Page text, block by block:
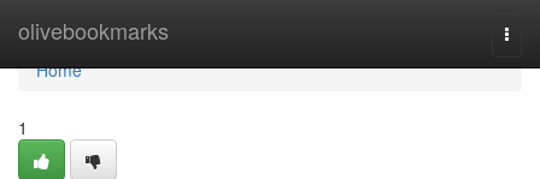
olivebookmarks
Home
Home
1